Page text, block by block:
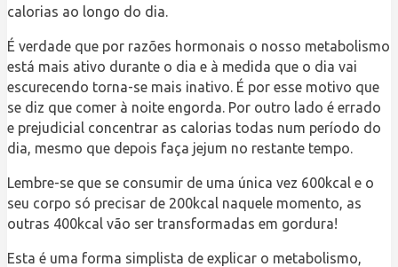
calorias ao longo do dia.
É verdade que por razões hormonais o nosso metabolismo
está mais ativo durante o dia e à medida que o dia vai
escurecendo torna-se mais inativo. É por esse motivo que
se diz que comer à noite engorda. Por outro lado é errado
e prejudicial concentrar as calorias todas num período do
dia, mesmo que depois faça jejum no restante tempo.
Lembre-se que se consumir de uma única vez 600kcal e o
seu corpo só precisar de 200kcal naquele momento, as
outras 400kcal vão ser transformadas em gordura!
Esta é uma forma simplista de explicar o metabolismo,